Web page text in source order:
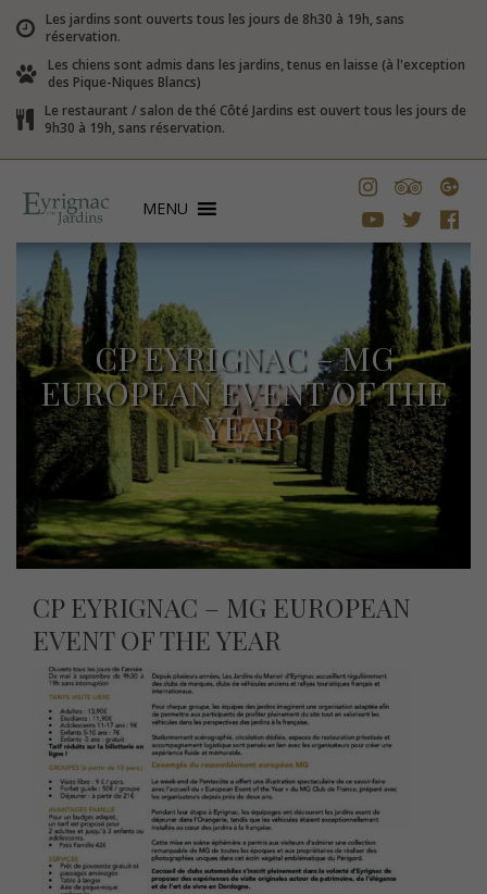
Les jardins sont ouverts tous les jours de 8h30 à 19h, sans
réservation.
Les chiens sont admis dans les jardins, tenus en laisse (à l'exception
des Pique-Niques Blancs)
Le restaurant / salon de thé Côté Jardins est ouvert tous les jours de
9h30 à 19h, sans réservation.
MENU
CP EYRIGNAC – MG
EUROPEAN EVENT OF THE
YEAR
CP EYRIGNAC – MG EUROPEAN
EVENT OF THE YEAR